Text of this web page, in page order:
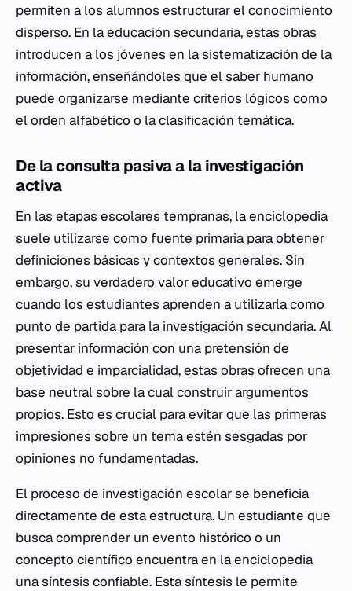
permiten a los alumnos estructurar el conocimiento
disperso. En la educación secundaria, estas obras
introducen a los jóvenes en la sistematización de la
información, enseñándoles que el saber humano
puede organizarse mediante criterios lógicos como
el orden alfabético o la clasificación temática.
De la consulta pasiva a la investigación
activa
En las etapas escolares tempranas, la enciclopedia
suele utilizarse como fuente primaria para obtener
definiciones básicas y contextos generales. Sin
embargo, su verdadero valor educativo emerge
cuando los estudiantes aprenden a utilizarla como
punto de partida para la investigación secundaria. Al
presentar información con una pretensión de
objetividad e imparcialidad, estas obras ofrecen una
base neutral sobre la cual construir argumentos
propios. Esto es crucial para evitar que las primeras
impresiones sobre un tema estén sesgadas por
opiniones no fundamentadas.
El proceso de investigación escolar se beneficia
directamente de esta estructura. Un estudiante que
busca comprender un evento histórico o un
concepto científico encuentra en la enciclopedia
una síntesis confiable. Esta síntesis le permite